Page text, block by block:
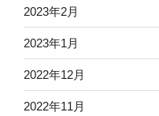
2023年2月
2023年1月
2022年12月
2022年11月